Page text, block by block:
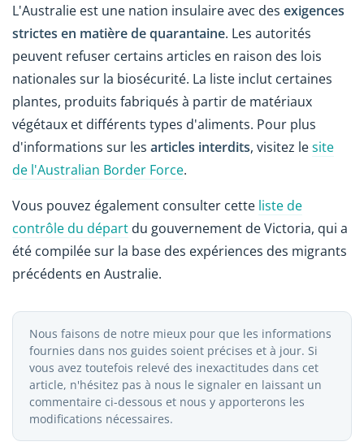
L'Australie est une nation insulaire avec des exigences
strictes en matière de quarantaine. Les autorités
peuvent refuser certains articles en raison des lois
nationales sur la biosécurité. La liste inclut certaines
plantes, produits fabriqués à partir de matériaux
végétaux et différents types d'aliments. Pour plus
d'informations sur les articles interdits, visitez lesite
de l'Australian Border Force.
Vous pouvez également consulter cette liste de
contrôle du départ du gouvernement de Victoria, qui a
été compilée sur la base des expériences des migrants
précédents en Australie.
Nous faisons de notre mieux pour que les informations
fournies dans nos guides soient précises et à jour. Si
vous avez toutefois relevé des inexactitudes dans cet
article, n'hésitez pas à nous le signaler en laissant un
commentaire ci-dessous et nous y apporterons les
modifications nécessaires.